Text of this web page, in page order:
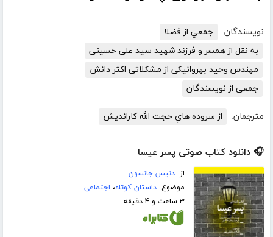
نویسندگان:
جمعي از فضلا
به نقل از همسر و فرزند شهید سید علی حسینی
مهندس وحید بهروانیکی از مشکلاتی اکثر دانش
جمعی از نویسندگان
مترجمان: از سروده هایِ حجت الله کاراندیش
🎧 دانلود کتاب صوتی پسر عیسا
از:دنیس جانسون
موضوع:داستان کوتاه، اجتماعی
۳ ساعت و ۴ دقیقه